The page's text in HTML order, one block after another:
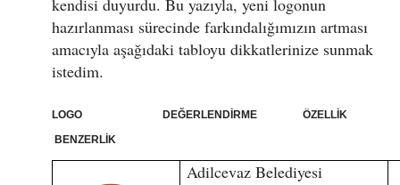
kendisi duyurdu. Bu yazıyla, yeni logonun
hazırlanması sürecinde farkındalığımızın artması
amacıyla aşağıdaki tabloyu dikkatlerinize sunmak
istedim.
LOGO DEĞERLENDİRME ÖZELLİK
BENZERLİK
Adilcevaz Belediyesi